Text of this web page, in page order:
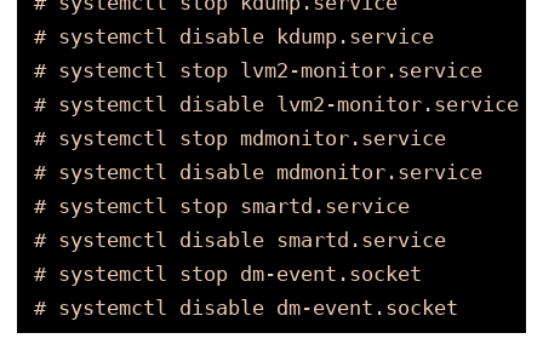
# systemctl disable kdump.service
# systemctl stop lvm2-monitor.service
# systemctl disable lvm2-monitor.service
# systemctl stop mdmonitor.service
# systemctl disable mdmonitor.service
# systemctl stop smartd.service
# systemctl disable smartd.service
# systemctl stop dm-event.socket
# systemctl disable dm-event.socket